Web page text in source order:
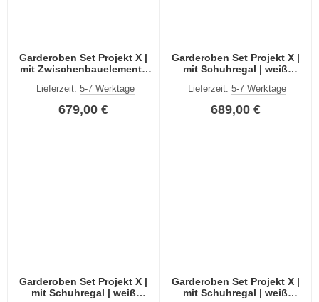
Garderoben Set Projekt X |
mit Zwischenbauelement |
Lieferzeit: 5-7 Werktage
679,00 €
Garderoben Set Projekt X |
mit Schuhregal | weiß
Lieferzeit:5-7 Werktage
689,00 €
Garderoben Set Projekt X |
mit Schuhregal | weiß
Garderoben Set Projekt X |
mit Schuhregal | weiß